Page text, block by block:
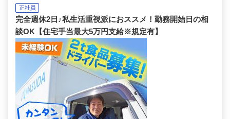
正社員
完全週休2日♪私生活重視派におススメ！勤務開始日の相
談OK【住宅手当最大5万円支給※規定有】